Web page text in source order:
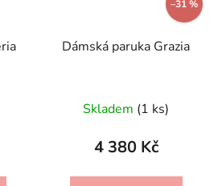
–31 %
Dámská paruka Grazia
Skladem (1 ks)
4 380 Kč